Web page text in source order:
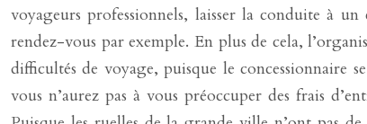
voyageurs professionnels, laisser la conduite à
rendez-vous par exemple. En plus de cela,
difficultés de voyage, puisque le concessionnaire
vous n’aurez pas à vous préoccuper des frais